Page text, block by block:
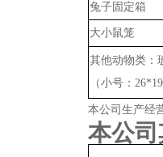
兔子固定箱
大小鼠笼
其他动物类：
（小号：
本公司生产经
本公